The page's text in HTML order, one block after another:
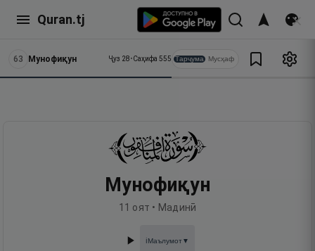
Quran.tj
63 Мунофиқун Ҷуз 28•Саҳифа 555 Тарҷума Мусҳаф
Мунофиқун
11 оят • Мадинӣ
ℹ️Маълумот▼